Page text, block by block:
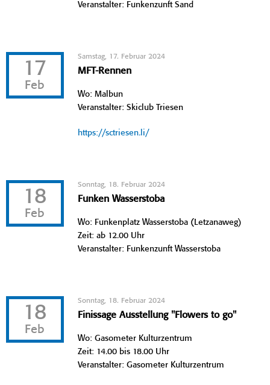
Veranstalter: Funkenzunft Sand
17
Feb
Samstag, 17. Februar 2024
MFT-Rennen
Wo: Malbun
Veranstalter: Skiclub Triesen
https://sctriesen.li/
18
Feb
Sonntag, 18. Februar 2024
Funken Wasserstoba
Wo: Funkenplatz Wasserstoba (Letzanaweg)
Zeit: ab 12.00 Uhr
Veranstalter: Funkenzunft Wasserstoba
18
Feb
Sonntag, 18. Februar 2024
Finissage Ausstellung "Flowers to go"
Wo: Gasometer Kulturzentrum
Zeit: 14.00 bis 18.00 Uhr
Veranstalter: Gasometer Kulturzentrum